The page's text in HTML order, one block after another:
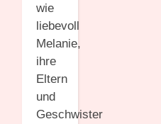
wie
liebevoll
Melanie,
ihre
Eltern
und
Geschwister